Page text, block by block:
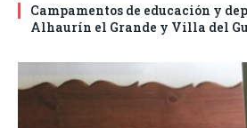
Campamentos de educación y
Alhaurín el Grande y Villa del